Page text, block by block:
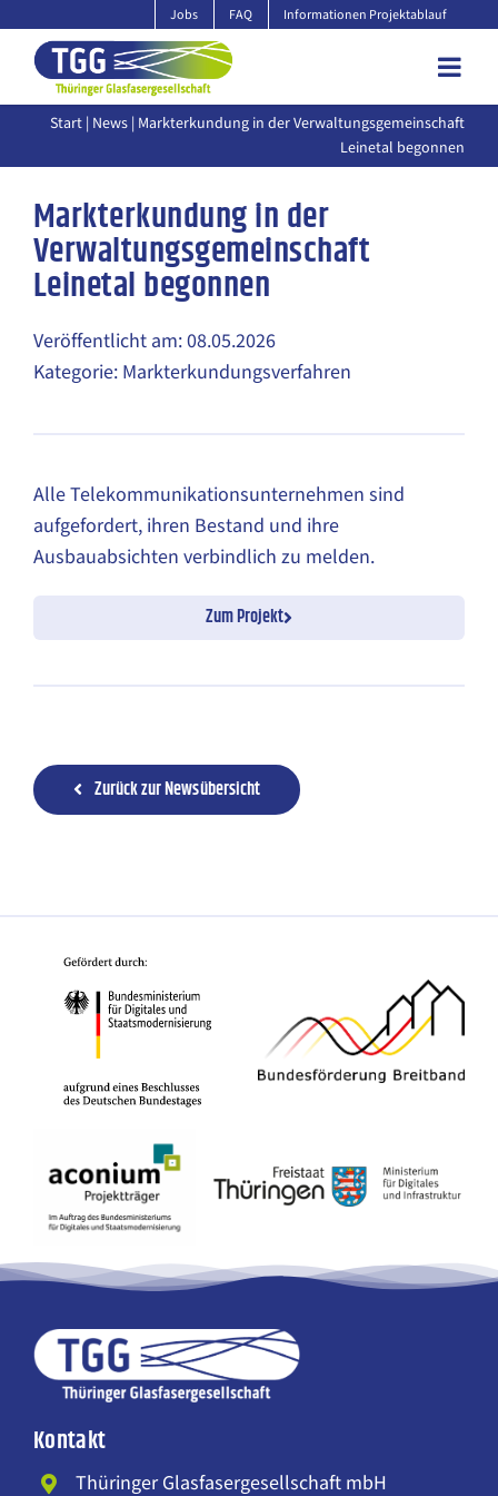
Inhalt
springen
Jobs FAQ Informationen Projektablauf
Start | News | Markterkundung in der Verwaltungsgemeinschaft
Leinetal begonnen
Markterkundung in der
Verwaltungsgemeinschaft
Leinetal begonnen
Veröffentlicht am: 08.05.2026
Kategorie: Markterkundungsverfahren
Alle Telekommunikationsunternehmen sind
aufgefordert, ihren Bestand und ihre
Ausbauabsichten verbindlich zu melden.
Zum Projekt
Zurück zur Newsübersicht
Kontakt
Thüringer Glasfasergesellschaft mbH